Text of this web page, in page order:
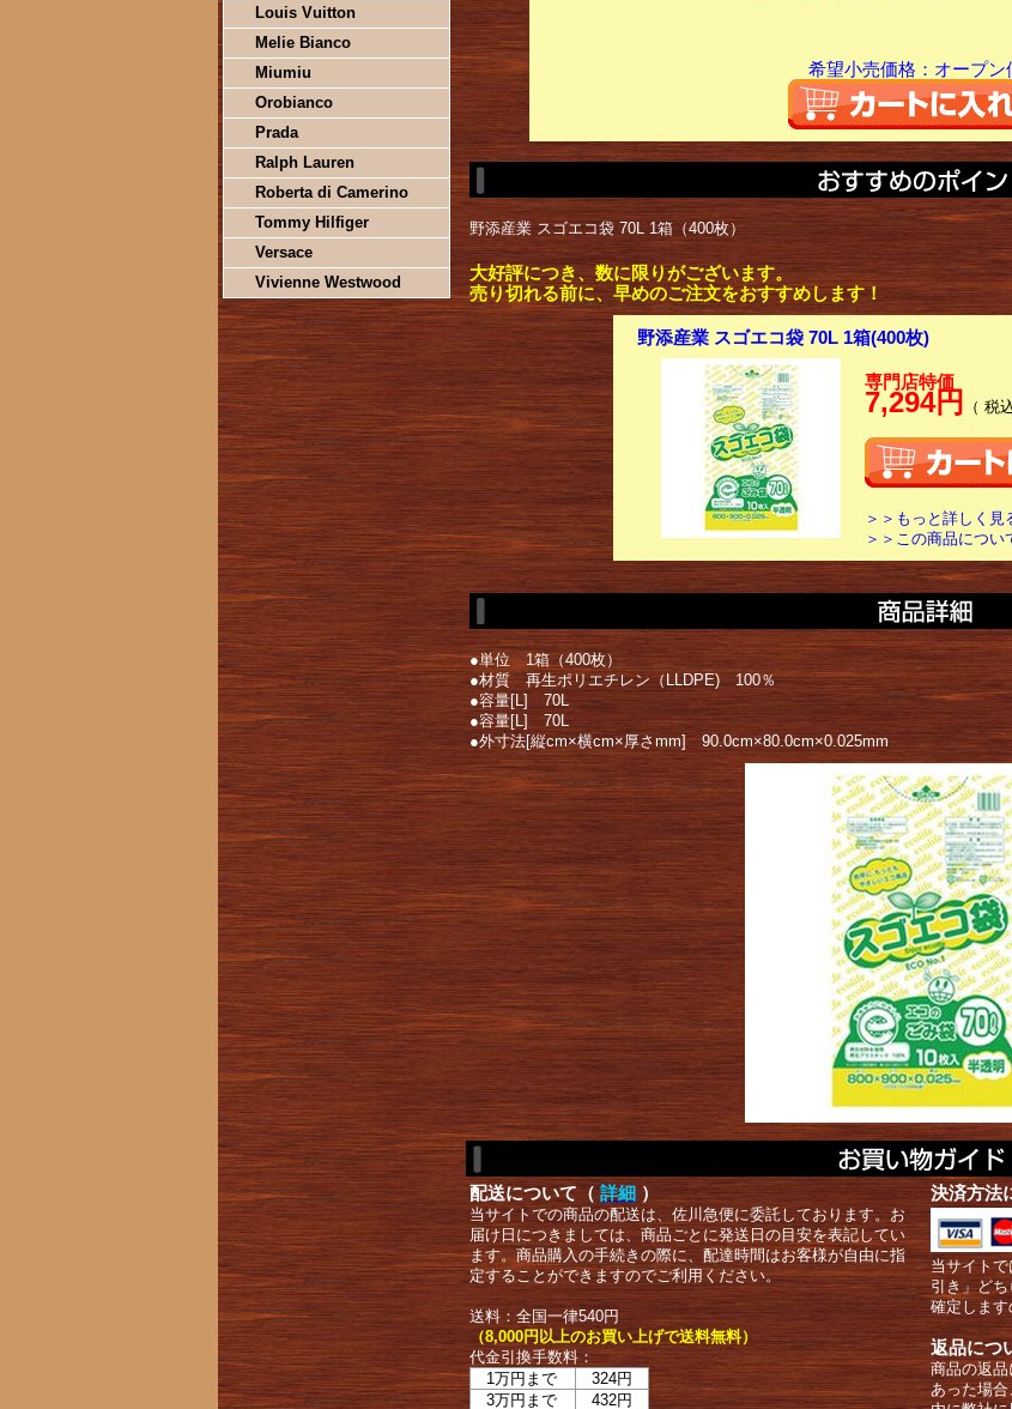
Louis Vuitton
Melie Bianco
Miumiu
Orobianco
Prada
Ralph Lauren
Roberta di Camerino
Tommy Hilfiger
Versace
Vivienne Westwood
希望小売価格：オープン
野添産業 スゴエコ袋 70L 1箱（400枚）
大好評につき、数に限りがございます。
売り切れる前に、早めのご注文をおすすめします！
野添産業 スゴエコ袋 70L 1箱(400枚)
専門店特価
7,294円 （ 税
＞＞もっと詳しく見
＞＞この商品につい
●単位 1箱（400枚）
●材質 再生ポリエチレン（LLDPE) 100％
●容量[L] 70L
●容量[L] 70L
●外寸法[縦cm×横cm×厚さmm] 90.0cm×80.0cm×0.025mm
配送について（ 詳細 ）
当サイトでの商品の配送は、佐川急便に委託しております。お
届け日につきましては、商品ごとに発送日の目安を表記してい
ます。商品購入の手続きの際に、配達時間はお客様が自由に指
定することができますのでご利用ください。
送料：全国一律540円
（8,000円以上のお買い上げで送料無料）
代金引換手数料：
1万円まで
324円
3万円まで
432円
決済方法
当サイト
引き」ど
確定しま
返品につ
商品の返
あった場